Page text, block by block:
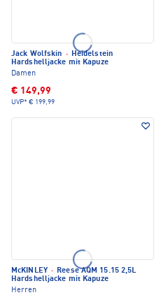
Jack Wolfskin · Heidelstein
Hardshelljacke mit Kapuze
Damen
€ 149,99
UVP* € 199,99
McKINLEY · Reese AQM 15.15 2,5L
Hardshelljacke mit Kapuze
Herren